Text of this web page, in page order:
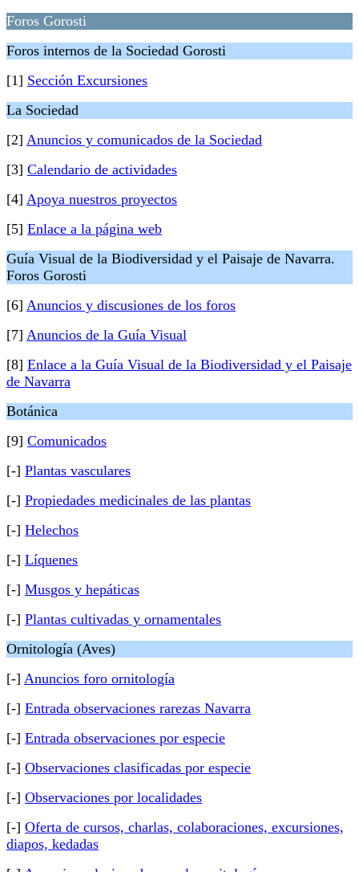
Foros Gorosti
Foros internos de la Sociedad Gorosti
[1] Sección Excursiones
La Sociedad
[2] Anuncios y comunicados de la Sociedad
[3] Calendario de actividades
[4] Apoya nuestros proyectos
[5] Enlace a la página web
Guía Visual de la Biodiversidad y el Paisaje de Navarra.
Foros Gorosti
[6] Anuncios y discusiones de los foros
[7] Anuncios de la Guía Visual
[8] Enlace a la Guía Visual de la Biodiversidad y el Paisaje
de Navarra
Botánica
[9] Comunicados
[-] Plantas vasculares
[-] Propiedades medicinales de las plantas
[-] Helechos
[-] Líquenes
[-] Musgos y hepáticas
[-] Plantas cultivadas y ornamentales
Ornitología (Aves)
[-] Anuncios foro ornitología
[-] Entrada observaciones rarezas Navarra
[-] Entrada observaciones por especie
[-] Observaciones clasificadas por especie
[-] Observaciones por localidades
[-] Oferta de cursos, charlas, colaboraciones, excursiones,
diapos, kedadas